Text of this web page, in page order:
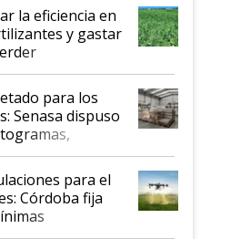
la eficiencia en
y gastar
en la campaña
para los
Senasa dispuso
e
para el
Córdoba fija